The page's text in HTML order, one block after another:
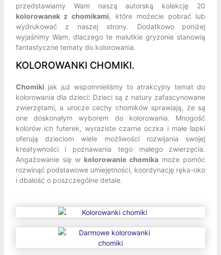
przedstawiamy Wam naszą autorską kolekcję 20
kolorowanek z chomikami, które możecie pobrać lub
wydrukować z naszej strony. Dodatkowo poniżej
wyjaśnimy Wam, dlaczego te malutkie gryzonie stanowią
fantastyczne tematy do kolorowania.
KOLOROWANKI CHOMIKI.
Chomiki jak już wspomnieliśmy to atrakcyjny temat do
kolorowania dla dzieci: Dzieci są z natury zafascynowane
zwierzętami, a urocze cechy chomików sprawiają, że są
one doskonałym wyborem do kolorowania. Mnogość
kolorów ich futerek, wyraziste czarne oczka i małe łapki
oferują dzieciom wiele możliwości rozwijania swojej
kreatywności i poznawania tego małego zwierzęcia.
Angażowanie się w kolorowanie chomika może pomóc
rozwinąć podstawowe umiejętności, koordynację ręka-oko
i dbałość o poszczególne detale.